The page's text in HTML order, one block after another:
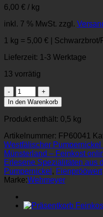
6,00 € / kg
inkl. 7 % MwSt. zzgl.
1 kg = 5,00 € | Schwarzbrot/
Lieferzeit: 1-3 Werktage
13 vorrätig
Fienprööwert
Schwarzbrot
(Pumpernickel)
500g
In den Warenkorb
Produkt enthält: 0,5 kg
Artikelnummer: FP60041
Westfälischer
Münsterland – Feinkost
Erlesene Speziälitäten aus
Pumpernickel , Fienprööwert
Marke:Wehmeyer